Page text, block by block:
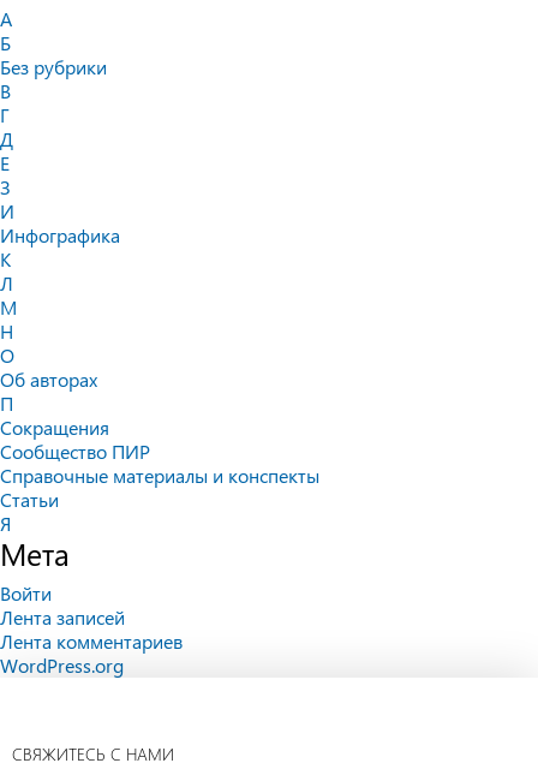
А
Б
Без рубрики
В
Г
Д
Е
З
И
Инфографика
К
Л
М
Н
О
Об авторах
П
Сокращения
Сообщество ПИР
Справочные материалы и конспекты
Статьи
Я
Мета
Войти
Лента записей
Лента комментариев
WordPress.org
СВЯЖИТЕСЬ С НАМИ